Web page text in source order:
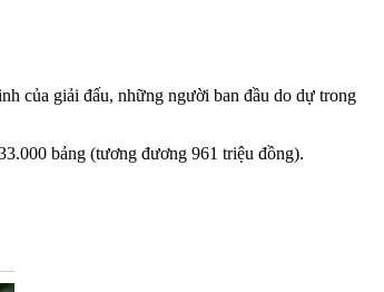
của giải đấu, những người ban đầu do dự trong
bảng (tương đương 961 triệu đồng).